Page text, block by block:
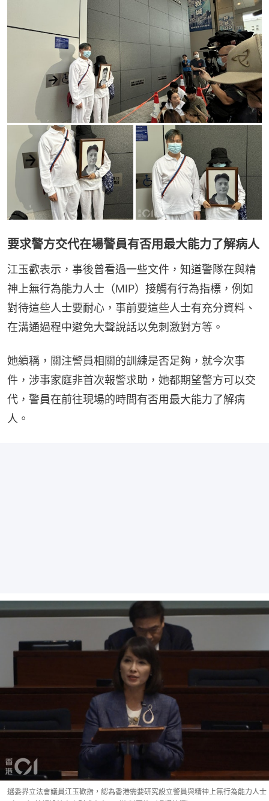
要求警方交代在場警員有否用最大能力了解病人
江玉歡表示，事後曾看過一些文件，知道警隊在與精
神上無行為能力人士（MIP）接觸有行為指標，例如
對待這些人士要耐心，事前要這些人士有充分資料、
在溝通過程中避免大聲說話以免刺激對方等。
她續稱，關注警員相關的訓練是否足夠，就今次事
件，涉事家庭非首次報警求助，她都期望警方可以交
代，警員在前往現場的時間有否用最大能力了解病
人。
選委界立法會議員江玉歡指，認為香港需要研究設立警員與精神上無行為能力人士